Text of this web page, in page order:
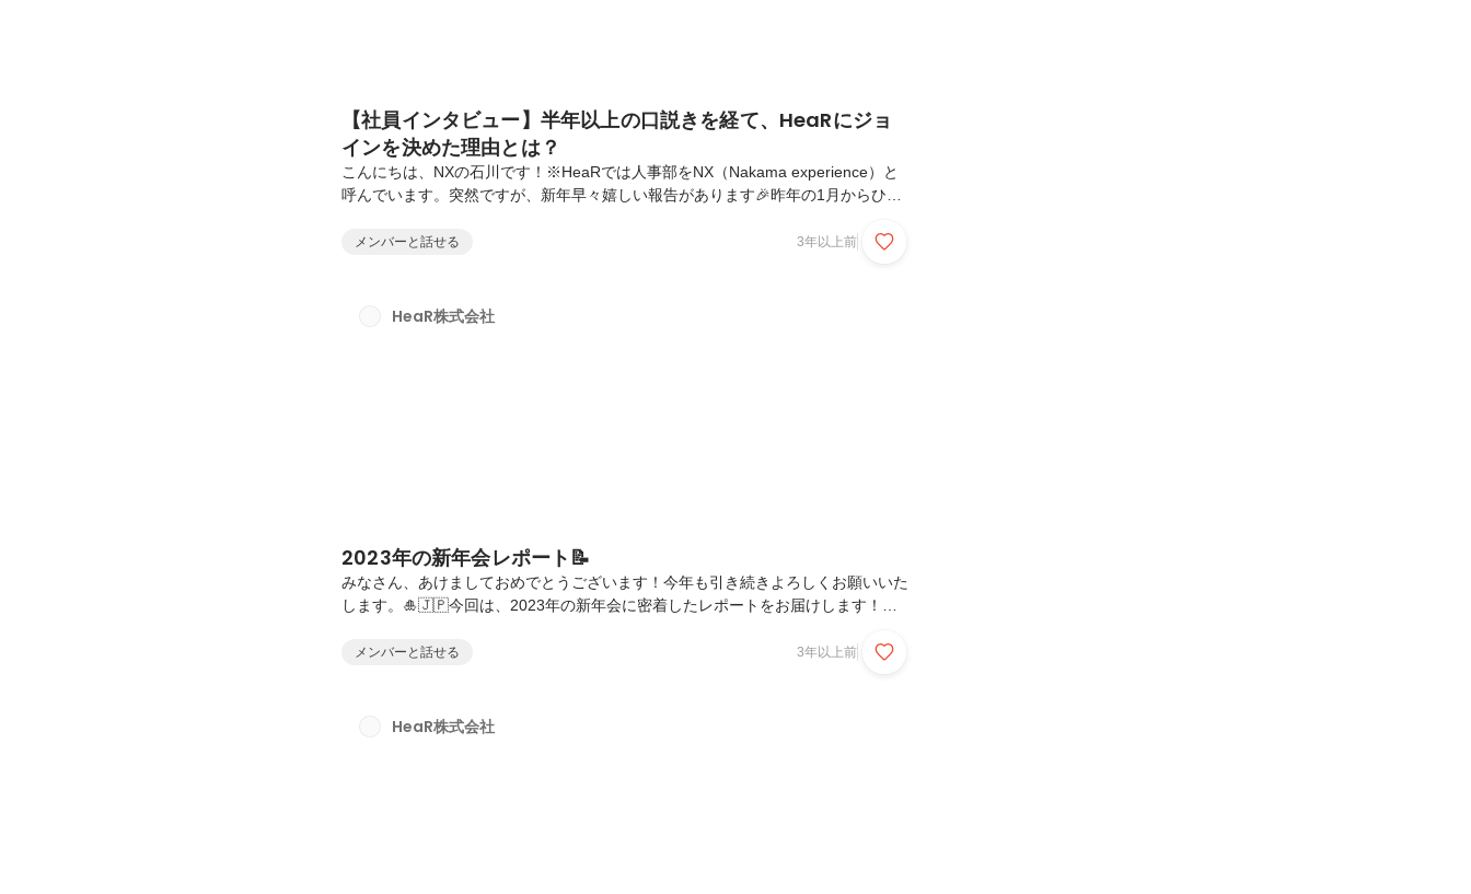
【社員インタビュー】半年以上の口説きを経て、HeaRにジョ
インを決めた理由とは？
こんにちは、NXの石川です！※HeaRでは人事部をNX（Nakama experience）と
呼んでいます。突然ですが、新年早々嬉しい報告があります🎉昨年の1月からひと
ましたが……1月からNXに仲間が増えました👏✨しかも、出会ったのは昨年の5
発）の新メンバーをご紹介したいと思います！新メンバーの紹介田後はるか（事業
メンバーと話せる 3年以上前
HeaR株式会社
2023年の新年会レポート📝
みなさん、あけましておめでとうございます！今年も引き続きよろしくお願いいた
します。🎍🇯🇵今回は、2023年の新年会に密着したレポートをお届けします！
で初詣にいきます。今年は東京大神宮へ参拝に行きました！（写真は公式サイトよ
2023年がHeaRにとって飛躍の年になるように祈ってきました👏▲代表の大上と新
メンバーと話せる 3年以上前
HeaR株式会社